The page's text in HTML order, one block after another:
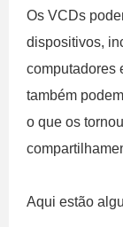
Os VCDs
dispositivos,
computadores
também
o que os
Aqui estão